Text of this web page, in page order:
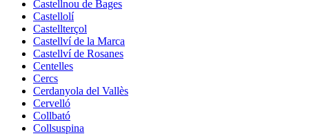
Castellnou de Bages
Castellolí
Castellterçol
Castellví de la Marca
Castellví de Rosanes
Centelles
Cercs
Cerdanyola del Vallès
Cervelló
Collbató
Collsuspina